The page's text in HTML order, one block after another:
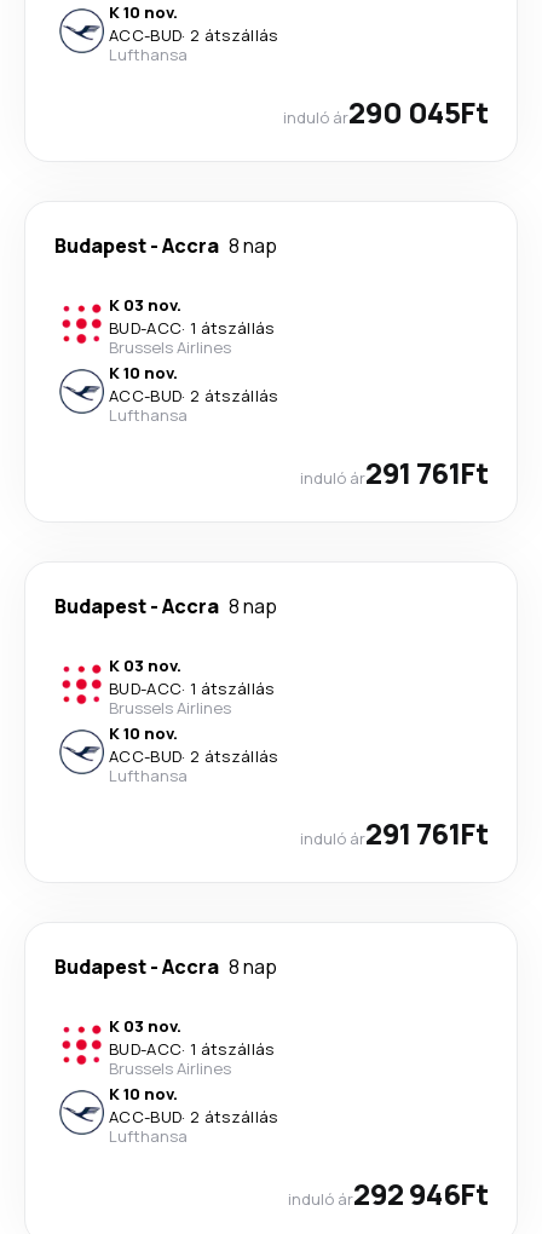
K 10 nov.
ACC-BUD· 2 átszállás
Lufthansa
induló ár290 045Ft
Budapest-Accra 8 nap
K 03 nov.
BUD-ACC· 1 átszállás
Brussels Airlines
K 10 nov.
ACC-BUD· 2 átszállás
Lufthansa
induló ár291 761Ft
Budapest-Accra 8 nap
K 03 nov.
BUD-ACC· 1 átszállás
Brussels Airlines
K 10 nov.
ACC-BUD· 2 átszállás
Lufthansa
induló ár291 761Ft
Budapest-Accra 8 nap
K 03 nov.
BUD-ACC· 1 átszállás
Brussels Airlines
K 10 nov.
ACC-BUD· 2 átszállás
Lufthansa
induló ár292 946Ft